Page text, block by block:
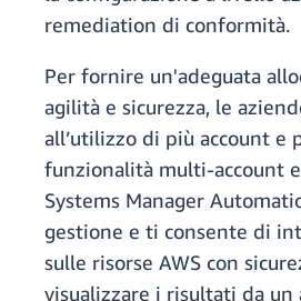
remediation di conformità.
Per fornire un'adeguata
agilità e sicurezza, le
all’utilizzo di più account e
funzionalità multi-account
Systems Manager
gestione e ti consente di
sulle risorse AWS con
visualizzare i risultati da un